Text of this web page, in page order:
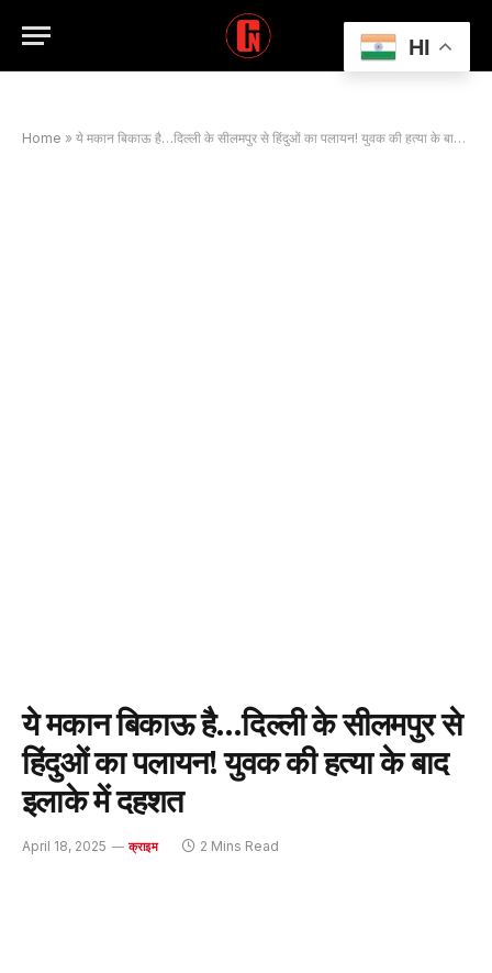
Home » ये मकान बिकाऊ है…दिल्ली के सीलमपुर से हिंदुओं का पलायन! युवक की हत्या के बाद इलाके में दहशत
ये मकान बिकाऊ है…दिल्ली के सीलमपुर से
हिंदुओं का पलायन! युवक की हत्या के बाद
इलाके में दहशत
April 18, 2025 क्राइम 2 Mins Read
HI